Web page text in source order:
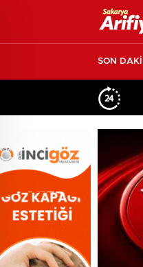
SON